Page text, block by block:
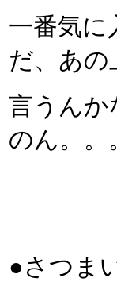
一番気に
だ、あ
言うんか
のん。。
●さつま